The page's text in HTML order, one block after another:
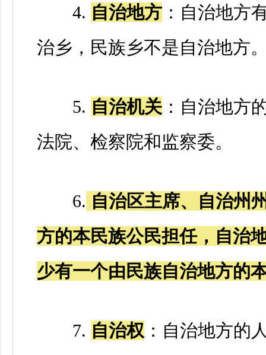
4. 自治地方 ：自治地方
治乡，民族乡不是自治地方
5. 自治机关 ：自治地方
法院、检察院和监察委。
6. 自治区主席、自治州
方的本民族公民担任，自治
少有一个由民族自治地方的
7. 自治权 ：自治地方的